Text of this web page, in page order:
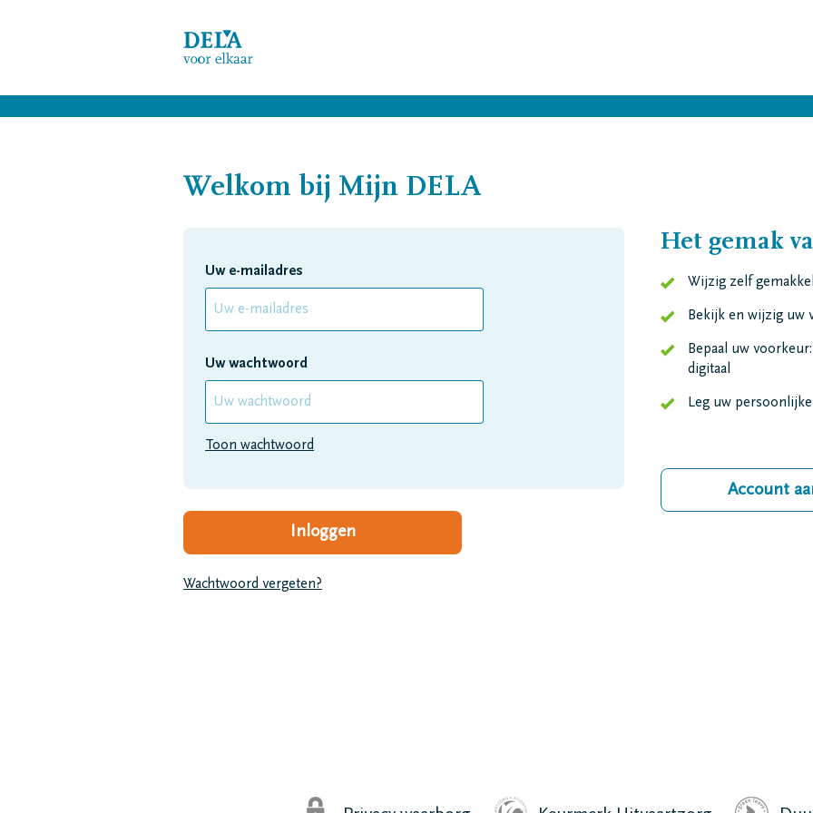
Welkom bij Mijn DELA
Uw e-mailadres
Uw wachtwoord
Toon wachtwoord
Wachtwoord vergeten?
Het gemak
Wijzig zelf
Bekijk en wijzig uw
Bepaal uw
digitaal
Leg uw
Account